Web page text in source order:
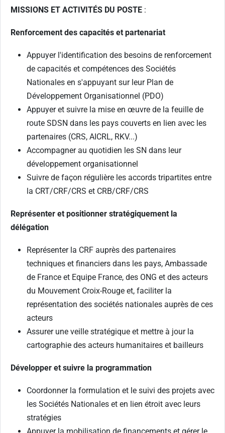
MISSIONS ET ACTIVITÉS DU POSTE :
Renforcement des capacités et partenariat
Appuyer l'identification des besoins de renforcement
de capacités et compétences des Sociétés
Nationales en s'appuyant sur leur Plan de
Développement Organisationnel (PDO)
Appuyer et suivre la mise en œuvre de la feuille de
route SDSN dans les pays couverts en lien avec les
partenaires (CRS, AICRL, RKV...)
Accompagner au quotidien les SN dans leur
développement organisationnel
Suivre de façon régulière les accords tripartites entre
la CRT/CRF/CRS et CRB/CRF/CRS
Représenter et positionner stratégiquement la
délégation
Représenter la CRF auprès des partenaires
techniques et financiers dans les pays, Ambassade
de France et Equipe France, des ONG et des acteurs
du Mouvement Croix-Rouge et, faciliter la
représentation des sociétés nationales auprès de ces
acteurs
Assurer une veille stratégique et mettre à jour la
cartographie des acteurs humanitaires et bailleurs
Développer et suivre la programmation
Coordonner la formulation et le suivi des projets avec
les Sociétés Nationales et en lien étroit avec leurs
stratégies